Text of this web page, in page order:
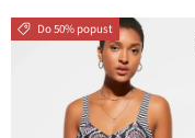
Do 50% popust